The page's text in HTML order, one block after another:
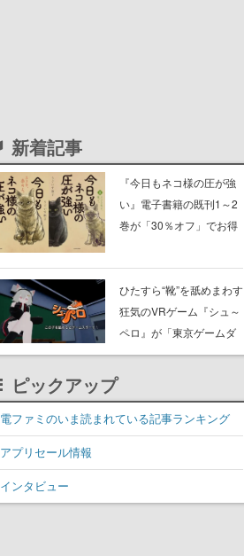
新着記事
『今日もネコ様の圧が強
い』電子書籍の既刊1～2
巻が「30％オフ」でお得
たネコたちと、ネコを溺
愛する人間のすれ違いを
描く
ひたすら“靴”を舐めまわす
狂気のVRゲーム『シュ～
ペロ』が「東京ゲームダ
ンジョン」に展示中。キ
前のめり。公式アカウン
トも開設され、2026年リ
ピックアップ
電ファミのいま読まれている記事ランキング
アプリセール情報
インタビュー